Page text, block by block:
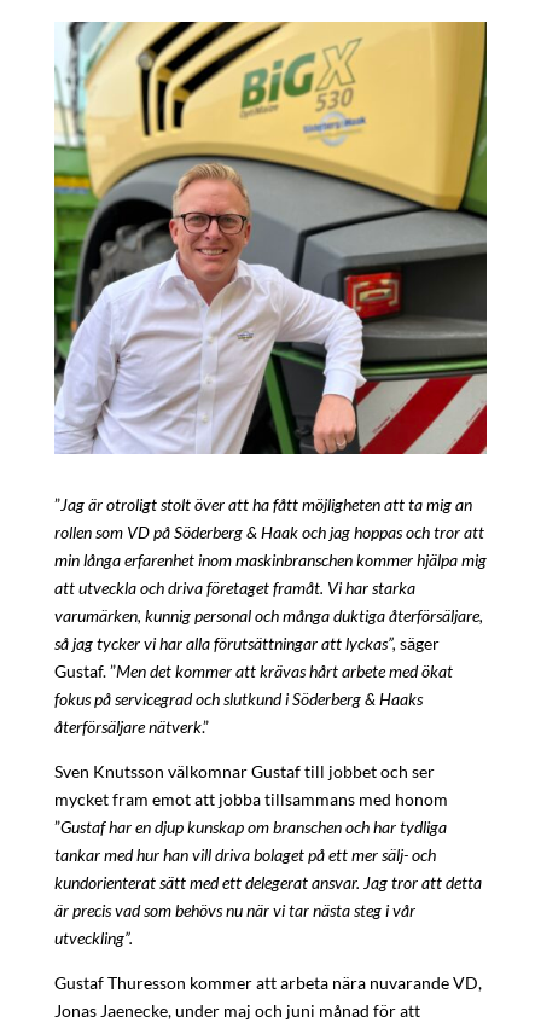
”Jag är otroligt stolt över att ha fått möjligheten att ta mig an
rollen som VD på Söderberg & Haak och jag hoppas och tror att
min långa erfarenhet inom maskinbranschen kommer hjälpa mig
att utveckla och driva företaget framåt. Vi har starka
varumärken, kunnig personal och många duktiga återförsäljare,
så jag tycker vi har alla förutsättningar att lyckas”, säger
Gustaf. ”Men det kommer att krävas hårt arbete med ökat
fokus på servicegrad och slutkund i Söderberg & Haaks
återförsäljare nätverk.”
Sven Knutsson välkomnar Gustaf till jobbet och ser
mycket fram emot att jobba tillsammans med honom
”Gustaf har en djup kunskap om branschen och har tydliga
tankar med hur han vill driva bolaget på ett mer sälj- och
kundorienterat sätt med ett delegerat ansvar. Jag tror att detta
är precis vad som behövs nu när vi tar nästa steg i vår
utveckling”.
Gustaf Thuresson kommer att arbeta nära nuvarande VD,
Jonas Jaenecke, under maj och juni månad för att